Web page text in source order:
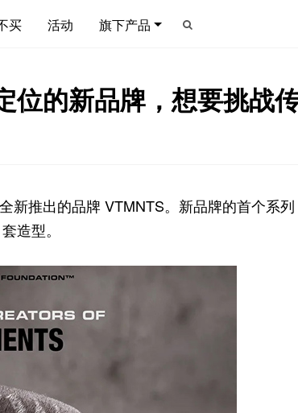
买 活动 旗下产品
的新品牌，想要挑战
新推出的品牌 VTMNTS。新品牌的首个系列
造型。